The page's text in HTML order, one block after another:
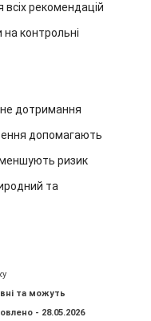
рекомендацій
контрольні
дотримання
допомагають
ризик
та
та можуть
- 28.05.2026